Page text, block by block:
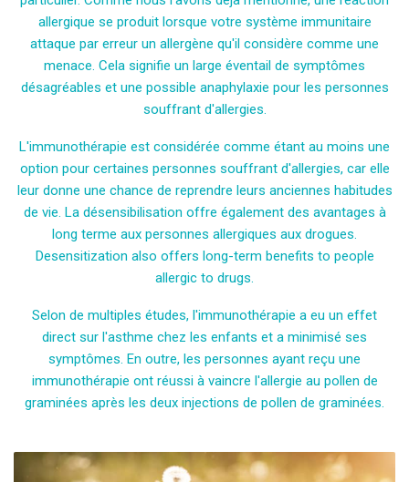
allergique se produit lorsque votre système immunitaire
attaque par erreur un allergène qu'il considère comme une
menace. Cela signifie un large éventail de symptômes
désagréables et une possible anaphylaxie pour les personnes
souffrant d'allergies.
L'immunothérapie est considérée comme étant au moins une
option pour certaines personnes souffrant d'allergies, car elle
leur donne une chance de reprendre leurs anciennes habitudes
de vie. La désensibilisation offre également des avantages à
long terme aux personnes allergiques aux drogues.
Desensitization also offers long-term benefits to people
allergic to drugs.
Selon de multiples études, l'immunothérapie a eu un effet
direct sur l'asthme chez les enfants et a minimisé ses
symptômes. En outre, les personnes ayant reçu une
immunothérapie ont réussi à vaincre l'allergie au pollen de
graminées après les deux injections de pollen de graminées.